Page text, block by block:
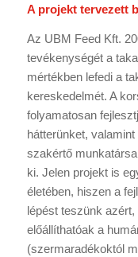
A projekt tervezett
Az UBM Feed Kft.
tevékenységét a
mértékben lefedi a
kereskedelmét. A
folyamatosan
hátterünket,
szakértő
ki. Jelen projekt is
életében, hiszen a
lépést teszünk
előállíthatóak a
(szermaradékoktól